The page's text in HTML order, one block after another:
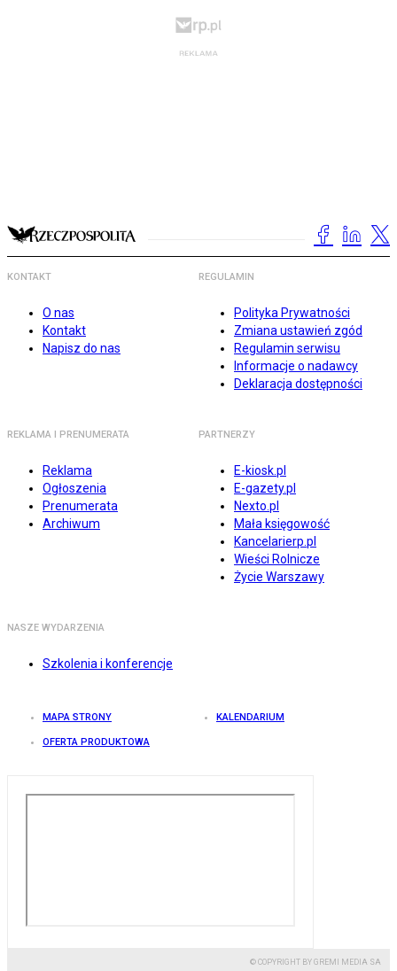
KONTAKT
O nas
Kontakt
Napisz do nas
REGULAMIN
Polityka Prywatności
Zmiana ustawień zgód
Regulamin serwisu
Informacje o nadawcy
Deklaracja dostępności
REKLAMA I PRENUMERATA
Reklama
Ogłoszenia
Prenumerata
Archiwum
PARTNERZY
E-kiosk.pl
E-gazety.pl
Nexto.pl
Mała księgowość
Kancelarierp.pl
Wieści Rolnicze
Życie Warszawy
NASZE WYDARZENIA
Szkolenia i konferencje
MAPA STRONY KALENDARIUM
OFERTA PRODUKTOWA
© COPYRIGHT BY GREMI MEDIA SA